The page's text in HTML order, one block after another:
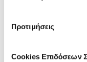
Προτιμήσεις
Cookies Επιδόσεων